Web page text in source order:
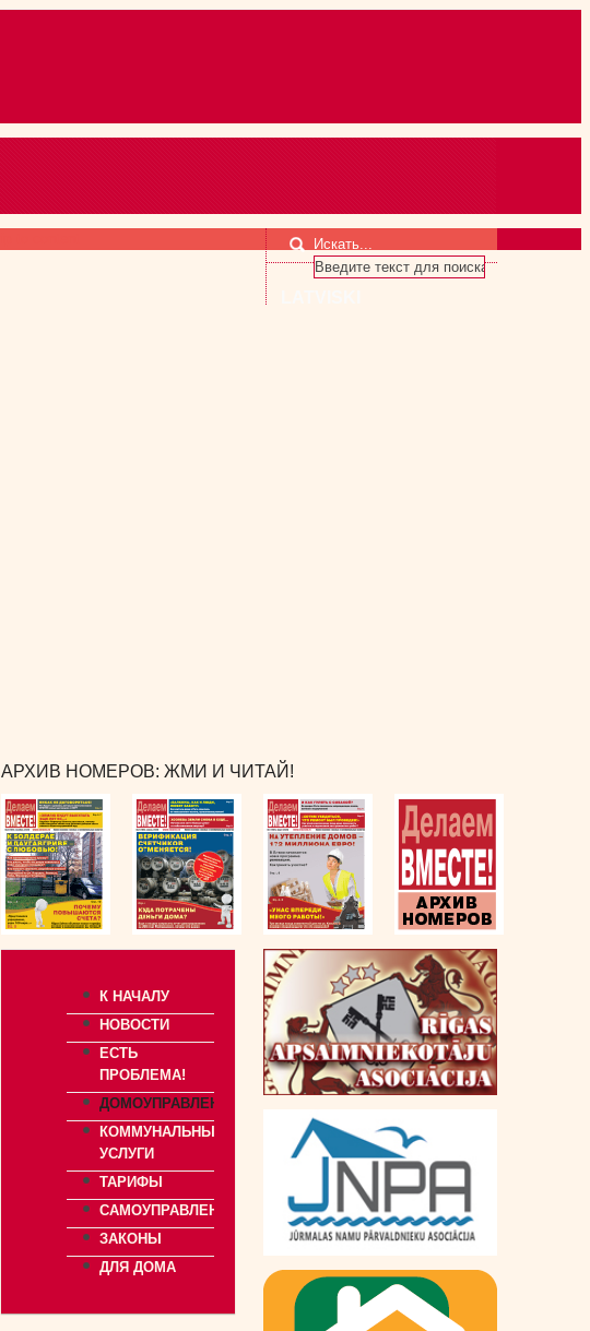
Искать...
АРХИВ НОМЕРОВ: ЖМИ И ЧИТАЙ!
К НАЧАЛУ
НОВОСТИ
ЕСТЬ
ПРОБЛЕМА!
ДОМОУПРАВЛЕНИЕ
КОММУНАЛЬНЫЕ
УСЛУГИ
ТАРИФЫ
САМОУПРАВЛЕНИЯ
ЗАКОНЫ
ДЛЯ ДОМА